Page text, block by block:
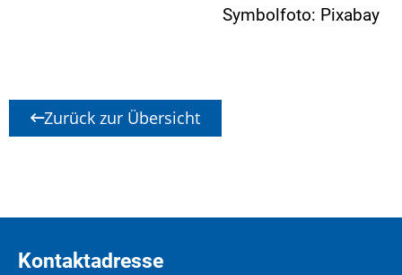
Symbolfoto: Pixabay
Zurück zur Übersicht
Kontaktadresse